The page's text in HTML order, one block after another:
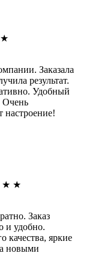
★
Заказала
результат.
Удобный
Очень
настроение!
★ ★
Заказ
и удобно.
качества, яркие
новыми